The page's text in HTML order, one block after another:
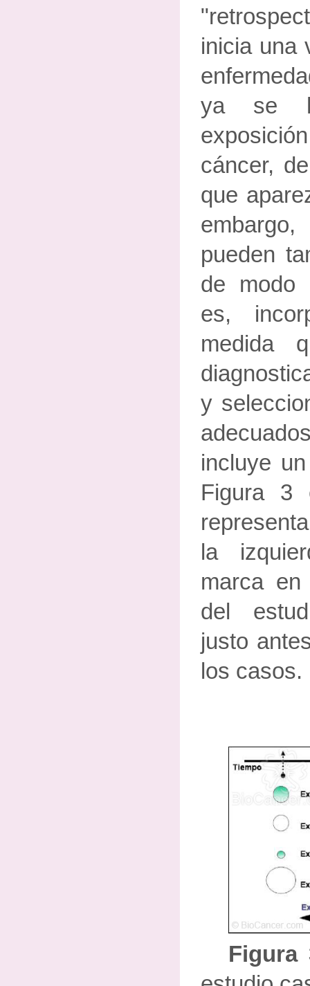
inicia una
ya se
cáncer,
que
pueden
de modo
es,
medida
y
incluye
Figura 3
la
marca
del
justo
los casos.